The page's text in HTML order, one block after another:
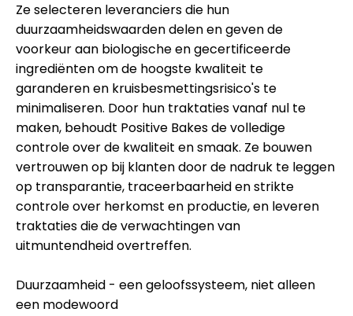
Ze selecteren leveranciers die hun
duurzaamheidswaarden delen en geven de
voorkeur aan biologische en gecertificeerde
ingrediënten om de hoogste kwaliteit te
garanderen en kruisbesmettingsrisico's te
minimaliseren. Door hun traktaties vanaf nul te
maken, behoudt Positive Bakes de volledige
controle over de kwaliteit en smaak. Ze bouwen
vertrouwen op bij klanten door de nadruk te leggen
op transparantie, traceerbaarheid en strikte
controle over herkomst en productie, en leveren
traktaties die de verwachtingen van
uitmuntendheid overtreffen.
Duurzaamheid - een geloofssysteem, niet alleen
een modewoord